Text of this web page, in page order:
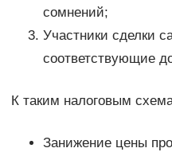
сомнений;
Участники сделки
соответствующие
К таким налоговым
Занижение цены